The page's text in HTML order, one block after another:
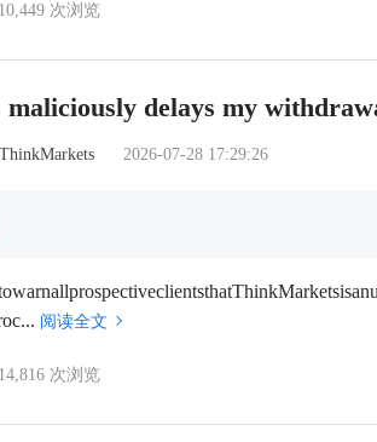
10,449 次浏览
delays my
ThinkMarkets 2026-07-28 17:29:26
阅读全文
14,816 次浏览